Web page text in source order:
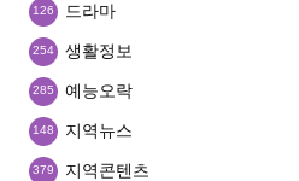
드라마
126
생활정보
254
예능오락
285
지역뉴스
148
지역콘텐츠
379